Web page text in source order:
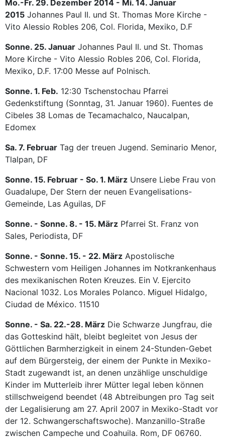
Mo.-Fr. 29. Dezember 2014 - Mi. 14. Januar
2015 Johannes Paul II. und St. Thomas More Kirche -
Vito Alessio Robles 206, Col. Florida, Mexiko, D.F
Sonne. 25. Januar Johannes Paul II. und St. Thomas
More Kirche - Vito Alessio Robles 206, Col. Florida,
Mexiko, D.F. 17:00 Messe auf Polnisch.
Sonne. 1. Feb. 12:30 Tschenstochau Pfarrei
Gedenkstiftung (Sonntag, 31. Januar 1960). Fuentes de
Cibeles 38 Lomas de Tecamachalco, Naucalpan,
Edomex
Sa. 7. Februar Tag der treuen Jugend. Seminario Menor,
Tlalpan, DF
Sonne. 15. Februar - So. 1. März Unsere Liebe Frau von
Guadalupe, Der Stern der neuen Evangelisations-
Gemeinde, Las Aguilas, DF
Sonne. - Sonne. 8. - 15. März Pfarrei St. Franz von
Sales, Periodista, DF
Sonne. - Sonne. 15. - 22. März Apostolische
Schwestern vom Heiligen Johannes im Notkrankenhaus
des mexikanischen Roten Kreuzes. Ein V. Ejercito
Nacional 1032. Los Morales Polanco. Miguel Hidalgo,
Ciudad de México. 11510
Sonne. - Sa. 22.-28. März Die Schwarze Jungfrau, die
das Gotteskind hält, bleibt begleitet von Jesus der
Göttlichen Barmherzigkeit in einem 24-Stunden-Gebet
auf dem Bürgersteig, der einem der Punkte in Mexiko-
Stadt zugewandt ist, an denen unzählige unschuldige
Kinder im Mutterleib ihrer Mütter legal leben können
stillschweigend beendet (48 Abtreibungen pro Tag seit
der Legalisierung am 27. April 2007 in Mexiko-Stadt vor
der 12. Schwangerschaftswoche). Manzanillo-Straße
zwischen Campeche und Coahuila. Rom, DF 06760.